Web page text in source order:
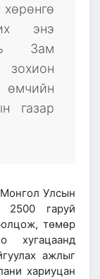
энэ
нь Зам
зохион
өмчийн
газар
Улсын
гаруй
төмөр
хугацаанд
ажлыг
хариуцан